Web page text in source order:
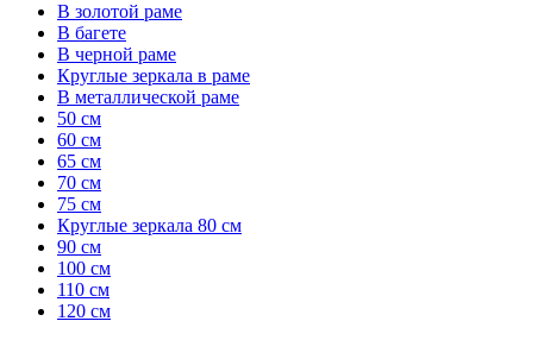
В золотой раме
В багете
В черной раме
Круглые зеркала в раме
В металлической раме
50 см
60 см
65 см
70 см
75 см
Круглые зеркала 80 см
90 см
100 см
110 см
120 см